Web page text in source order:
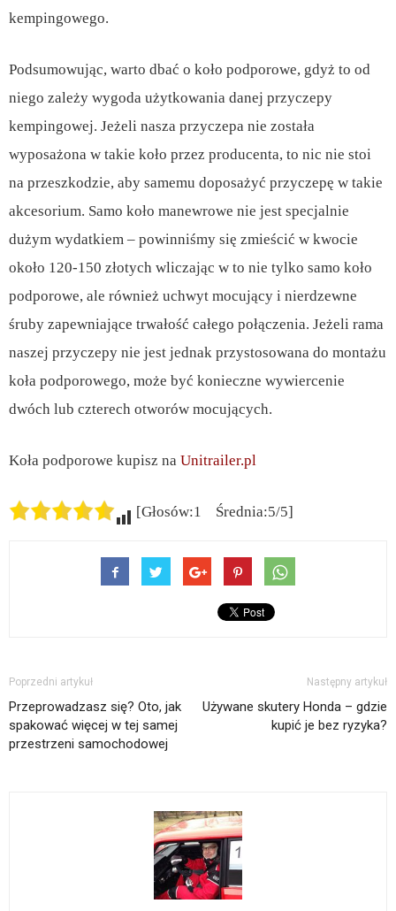
kempingowego.
Podsumowując, warto dbać o koło podporowe, gdyż to od
niego zależy wygoda użytkowania danej przyczepy
kempingowej. Jeżeli nasza przyczepa nie została
wyposażona w takie koło przez producenta, to nic nie stoi
na przeszkodzie, aby samemu doposażyć przyczepę w takie
akcesorium. Samo koło manewrowe nie jest specjalnie
dużym wydatkiem – powinniśmy się zmieścić w kwocie
około 120-150 złotych wliczając w to nie tylko samo koło
podporowe, ale również uchwyt mocujący i nierdzewne
śruby zapewniające trwałość całego połączenia. Jeżeli rama
naszej przyczepy nie jest jednak przystosowana do montażu
koła podporowego, może być konieczne wywiercenie
dwóch lub czterech otworów mocujących.
Koła podporowe kupisz na Unitrailer.pl
[Głosów:1 Średnia:5/5]
Poprzedni artykuł
Przeprowadzasz się? Oto, jak
spakować więcej w tej samej
przestrzeni samochodowej
Następny artykuł
Używane skutery Honda – gdzie
kupić je bez ryzyka?